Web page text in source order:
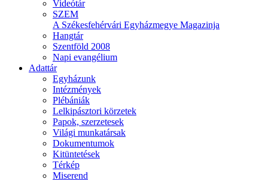
Videótár
SZEM
A Székesfehérvári Egyházmegye Magazinja
Hangtár
Szentföld 2008
Napi evangélium
Adattár
Egyházunk
Intézmények
Plébániák
Lelkipásztori körzetek
Papok, szerzetesek
Világi munkatársak
Dokumentumok
Kitüntetések
Térkép
Miserend